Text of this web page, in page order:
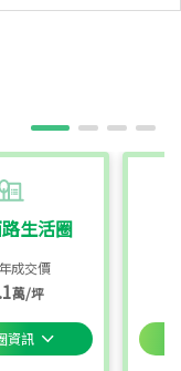
生活圈
成交價
萬/坪
資訊